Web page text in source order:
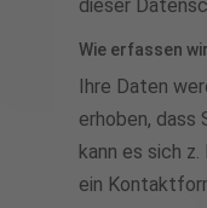
dieser
Wie erfassen
Ihre Daten
erhoben, dass
kann es sich z.
ein